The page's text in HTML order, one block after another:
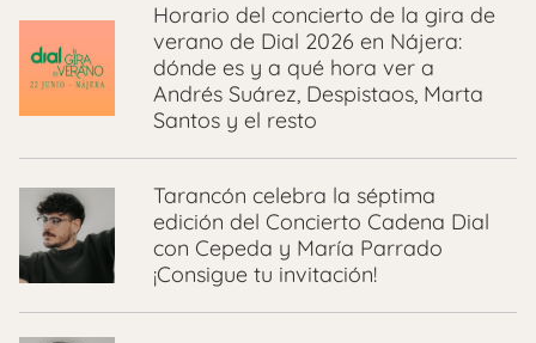
Horario del concierto de la gira de
verano de Dial 2026 en Nájera:
dónde es y a qué hora ver a
Andrés Suárez, Despistaos, Marta
Santos y el resto
Tarancón celebra la séptima
edición del Concierto Cadena Dial
con Cepeda y María Parrado
¡Consigue tu invitación!